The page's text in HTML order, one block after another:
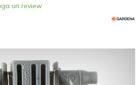
un review